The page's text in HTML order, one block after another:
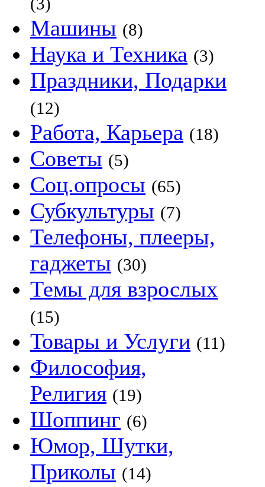
Машины (8)
Наука и Техника (3)
Праздники, Подарки
(12)
Работа, Карьера (18)
Советы (5)
Соц.опросы (65)
Субкультуры (7)
Телефоны, плееры,
гаджеты (30)
Темы для взрослых
(15)
Товары и Услуги (11)
Философия,
Религия (19)
Шоппинг (6)
Юмор, Шутки,
Приколы (14)